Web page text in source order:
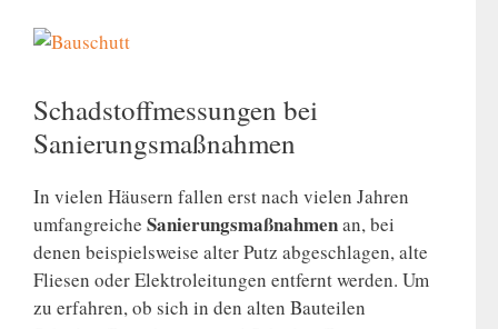
Schadstoffmessungen bei
Sanierungsmaßnahmen
In vielen Häusern fallen erst nach vielen Jahren
umfangreiche Sanierungsmaßnahmenan, bei
denen beispielsweise alter Putz abgeschlagen, alte
Fliesen oder Elektroleitungen entfernt werden. Um
zu erfahren, ob sich in den alten Bauteilen